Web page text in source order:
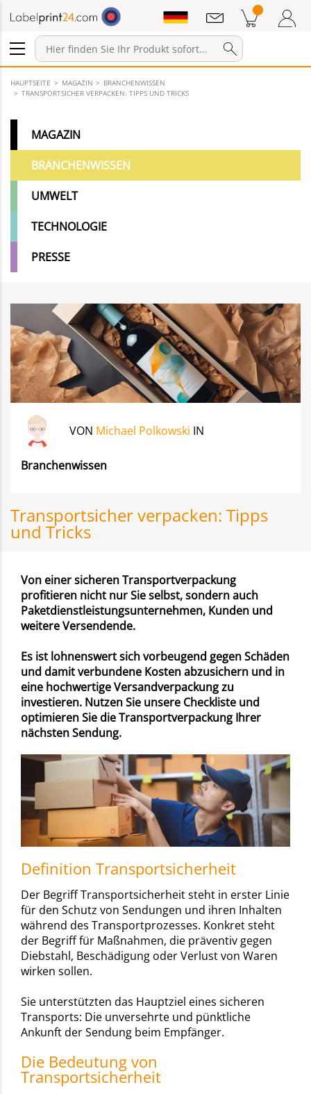
Anmelden / Registrieren
Warenkorb Zum Warenkorb
Mitteilungen
HAUPTSEITE MAGAZIN
BRANCHENWISSEN
TRANSPORTSICHER VERPACKEN: TIPPS UND TRICKS
MAGAZIN
BRANCHENWISSEN
UMWELT
TECHNOLOGIE
PRESSE
VON Michael Polkowski IN
Branchenwissen
Transportsicher verpacken: Tipps
und Tricks
Von einer sicheren Transportverpackung
profitieren nicht nur Sie selbst, sondern auch
Paketdienstleistungsunternehmen, Kunden und
weitere Versendende.
Es ist lohnenswert sich vorbeugend gegen Schäden
und damit verbundene Kosten abzusichern und in
eine hochwertige Versandverpackung zu
investieren. Nutzen Sie unsere Checkliste und
optimieren Sie die Transportverpackung Ihrer
nächsten Sendung.
Definition Transportsicherheit
Der Begriff Transportsicherheit steht in erster Linie
für den Schutz von Sendungen und ihren Inhalten
während des Transportprozesses. Konkret steht
der Begriff für Maßnahmen, die präventiv gegen
Diebstahl, Beschädigung oder Verlust von Waren
wirken sollen.
Sie unterstützten das Hauptziel eines sicheren
Transports: Die unversehrte und pünktliche
Ankunft der Sendung beim Empfänger.
Die Bedeutung von
Transportsicherheit